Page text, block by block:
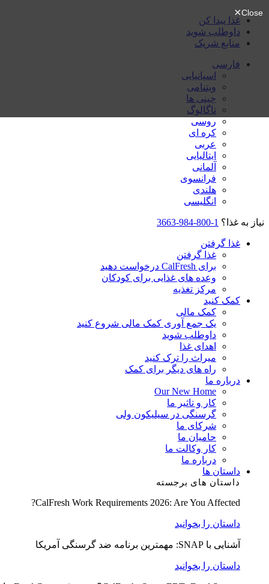
غذا پیدا کن
داوطلب شوید
منابع شریک
فارسی
اسپانیایی
ویتنامی
چینی ها
تاگالوگ
روسی
کره ای
عربی
ایتالیایی
آلمانی
فرانسوی
هلندی
انگلیسی
نیاز به غذا؟ 1-800-984-3663
غذا گرفتن
غذا گرفتن
برای CalFresh درخواست دهید
وعده های غذایی برای کودکان
مرکز تغذیه
کمک کنید
کمک مالی
یک جمع آوری کمک مالی شروع کنید
داوطلب شوید
اهدای غذا
میراث را ترک کنید
راه های دیگر برای کمک
درباره ما
Our New Home
کار و تاثیر ما
گرسنگی در سیلیکون ولی
شرکای ما
حامیان ما
کار وکالت ما
درباره ما
داستان ها
داستان های برجسته
CalFresh Work Requirements 2026: Are You Affected?
داستان را بخوانید
آشنایی با SNAP: مهمترین برنامه ضد گرسنگی آمریکا
داستان را بخوانید